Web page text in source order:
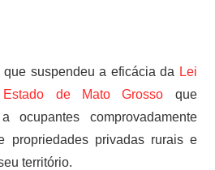
que suspendeu a eficácia da Lei
de Mato Grosso que
ocupantes comprovadamente
propriedades privadas rurais e
território.